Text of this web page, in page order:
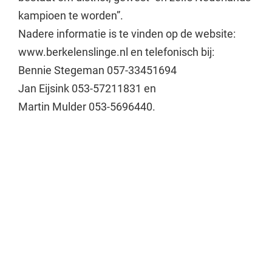
kampioen te worden”.
Nadere informatie is te vinden op de website:
www.berkelenslinge.nl en telefonisch bij:
Bennie Stegeman 057-33451694
Jan Eijsink 053-57211831 en
Martin Mulder 053-5696440.